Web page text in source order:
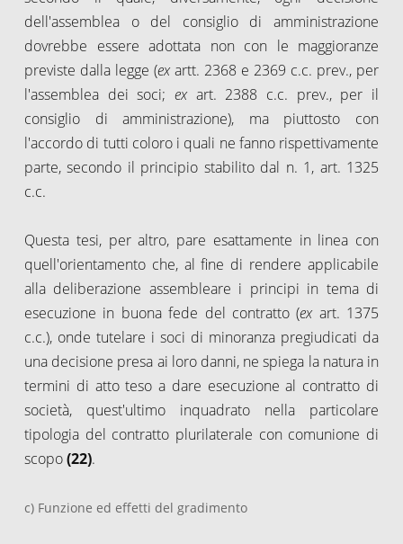
dell'assemblea o del consiglio di amministrazione
dovrebbe essere adottata non con le maggioranze
previste dalla legge (exartt. 2368 e 2369 c.c. prev., per
l'assemblea dei soci; ex art. 2388 c.c. prev., per il
consiglio di amministrazione), ma piuttosto con
l'accordo di tutti coloro i quali ne fanno rispettivamente
parte, secondo il principio stabilito dal n. 1, art. 1325
c.c.
Questa tesi, per altro, pare esattamente in linea con
quell'orientamento che, al fine di rendere applicabile
alla deliberazione assembleare i principi in tema di
esecuzione in buona fede del contratto (ex art. 1375
c.c.), onde tutelare i soci di minoranza pregiudicati da
una decisione presa ai loro danni, ne spiega la natura in
termini di atto teso a dare esecuzione al contratto di
società, quest'ultimo inquadrato nella particolare
tipologia del contratto plurilaterale con comunione di
scopo(22).
c) Funzione ed effetti del gradimento